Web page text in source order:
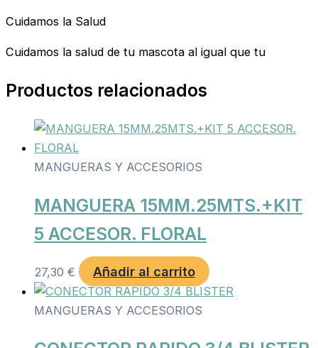
Cuidamos la Salud
Cuidamos la salud de tu mascota al igual que tu
Productos relacionados
MANGUERAS Y ACCESORIOS
MANGUERA 15MM.25MTS.+KIT
5 ACCESOR. FLORAL
27,30 € Añadir al carrito
MANGUERAS Y ACCESORIOS